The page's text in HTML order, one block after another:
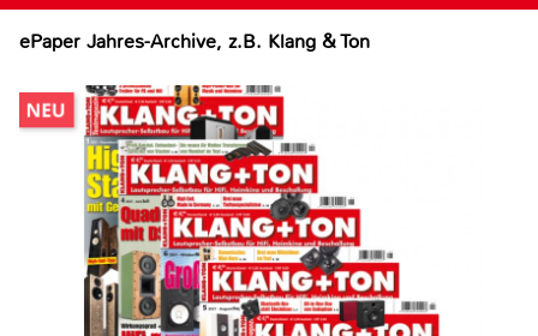
ePaper Jahres-Archive, z.B. Klang & Ton